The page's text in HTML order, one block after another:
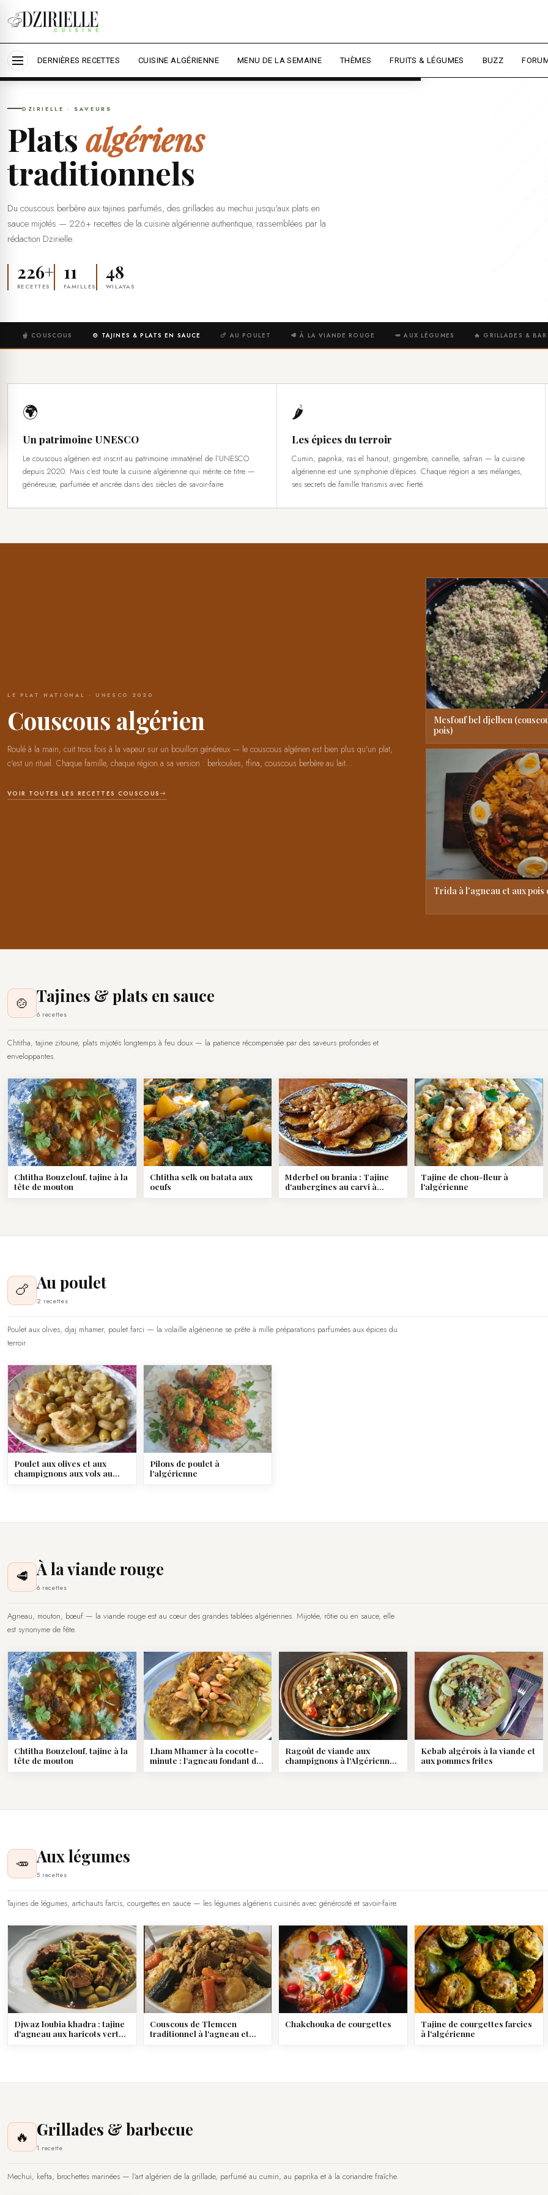
Nous utilisons des cookies pour améliorer votre expérience et mesurer l'audience.
Accepter tout
Personnaliser
DERNIÈRES RECETTES CUISINE ALGÉRIENNE MENU DE LA SEMAINE THÈMES FRUITS & LÉGUMES BUZZ
DZIRIELLE · SAVEURS
Plats algériens
traditionnels
Du couscous berbère aux tajines parfumés, des grillades au mechui jusqu'aux plats en
sauce mijotés — 226+ recettes de la cuisine algérienne authentique, rassemblées par la
rédaction Dzirielle.
226+
RECETTES
11
FAMILLES
48
WILAYAS
🫕 COUSCOUS 🍲 TAJINES & PLATS EN SAUCE 🍗 AU POULET 🥩 À LA VIANDE ROUGE 🥕 AUX LÉGUMES 🔥 GRILLADES &
🌍
Un patrimoine UNESCO
Le couscous algérien est inscrit au patrimoine immatériel de l'UNESCO
depuis 2020. Mais c'est toute la cuisine algérienne qui mérite ce titre —
généreuse, parfumée et ancrée dans des siècles de savoir-faire.
🌶️
Les épices du terroir
Cumin, paprika, ras el hanout, gingembre, cannelle, safran — la cuisine
algérienne est une symphonie d'épices. Chaque région a ses mélanges,
ses secrets de famille transmis avec fierté.
LE PLAT NATIONAL · UNESCO 2020
Couscous algérien
Roulé à la main, cuit trois fois à la vapeur sur un bouillon généreux — le couscous algérien est bien plus qu'un plat,
c'est un rituel. Chaque famille, chaque région a sa version : berkoukes, tfina, couscous berbère au lait...
VOIR TOUTES LES RECETTES COUSCOUS
Mesfouf bel djelben
pois)
Trida à l'agneau et aux pois
🍲 Tajines & plats en sauce
6 recettes
Chtitha, tajine zitoune, plats mijotés longtemps à feu doux — la patience récompensée par des saveurs profondes et
enveloppantes.
Chtitha Bouzelouf, tajine à la
tête de mouton
Chtitha selk ou batata aux
oeufs
Mderbel ou brania : Tajine
d'aubergines au carvi à
Tajine de chou-fleur à
l'algérienne
🍗 Au poulet
2 recettes
Poulet aux olives, djaj mhamer, poulet farci — la volaille algérienne se prête à mille préparations parfumées aux épices du
terroir.
Poulet aux olives et aux
champignons aux vols au
Pilons de poulet à
l'algérienne
🥩 À la viande rouge
6 recettes
Agneau, mouton, bœuf — la viande rouge est au cœur des grandes tablées algériennes. Mijotée, rôtie ou en sauce, elle
est synonyme de fête.
Chtitha Bouzelouf, tajine à la
tête de mouton
Lham Mhamer à la cocotte-
minute : l’agneau fondant de
Ragoût de viande aux
champignons à l'Algérienne :
Kebab algérois à la viande et
aux pommes frites
🥕 Aux légumes
5 recettes
Tajines de légumes, artichauts farcis, courgettes en sauce — les légumes algériens cuisinés avec générosité et savoir-faire.
Djwaz loubia khadra : tajine
d'agneau aux haricots verts
Couscous de Tlemcen
traditionnel à l'agneau et
Chakchouka de courgettes
Tajine de courgettes farcies
à l'algérienne
🔥 Grillades & barbecue
1 recette
Mechui, kefta, brochettes marinées — l'art algérien de la grillade, parfumé au cumin, au paprika et à la coriandre fraîche.